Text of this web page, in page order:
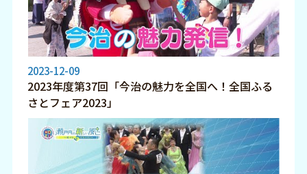
2023-12-09
2023年度第37回「今治の魅力を全国へ！全国ふる
さとフェア2023」